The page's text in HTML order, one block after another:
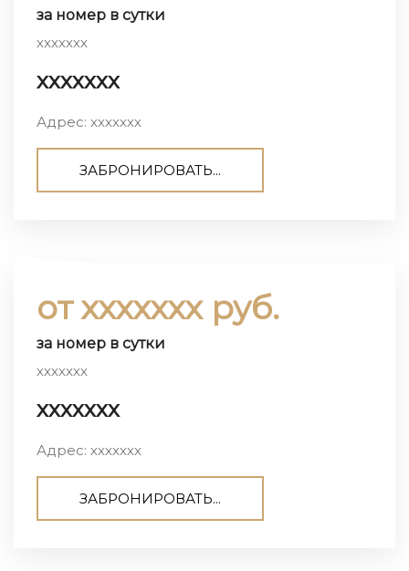
за номер в сутки
ххххххх
ххххххх
Адрес: ххххххх
ЗАБРОНИРОВАТЬ...
от ххххххх руб.
за номер в сутки
ххххххх
ххххххх
Адрес: ххххххх
ЗАБРОНИРОВАТЬ...